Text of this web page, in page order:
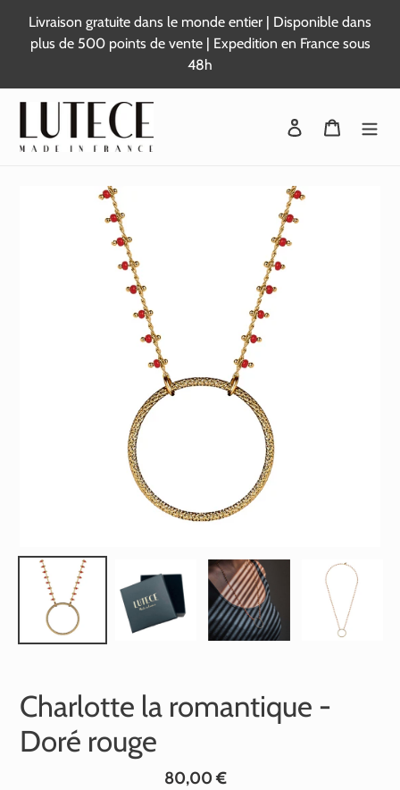
contenu
Livraison gratuite dans le monde entier | Disponible dans
plus de 500 points de vente | Expedition en France sous
48h
Se connecter
Panier
Charlotte la romantique -
Doré rouge
Prix
80,00 €